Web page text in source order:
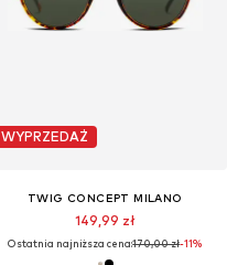
WYPRZEDAŻ
TWIG CONCEPT MILANO
149,99 zł
Ostatnia najniższa cena:170,00 zł-11%